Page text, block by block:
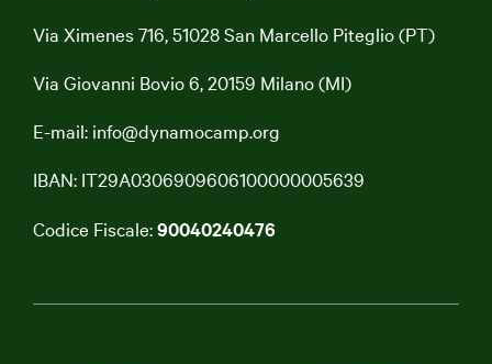
Via Ximenes 716, 51028 San Marcello Piteglio (PT)
Via Giovanni Bovio 6, 20159 Milano (MI)
E-mail: info@dynamocamp.org
IBAN: IT29A0306909606100000005639
Codice Fiscale:90040240476